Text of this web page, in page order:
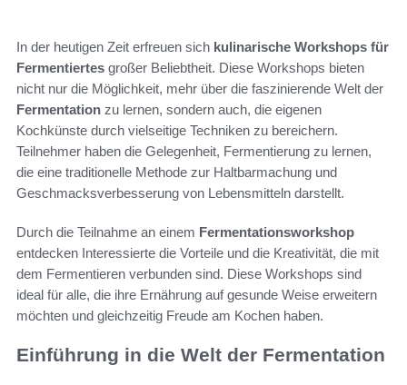
In der heutigen Zeit erfreuen sich kulinarische Workshops für
Fermentiertes großer Beliebtheit. Diese Workshops bieten
nicht nur die Möglichkeit, mehr über die faszinierende Welt der
Fermentation zu lernen, sondern auch, die eigenen
Kochkünste durch vielseitige Techniken zu bereichern.
Teilnehmer haben die Gelegenheit, Fermentierung zu lernen,
die eine traditionelle Methode zur Haltbarmachung und
Geschmacksverbesserung von Lebensmitteln darstellt.
Durch die Teilnahme an einem Fermentationsworkshop
entdecken Interessierte die Vorteile und die Kreativität, die mit
dem Fermentieren verbunden sind. Diese Workshops sind
ideal für alle, die ihre Ernährung auf gesunde Weise erweitern
möchten und gleichzeitig Freude am Kochen haben.
Einführung in die Welt der Fermentation